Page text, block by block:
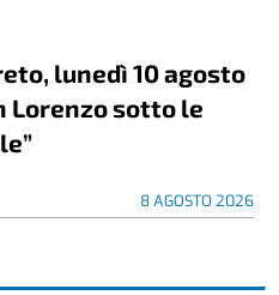
lunedì 10 agosto
Lorenzo sotto le
8 AGOSTO 2026